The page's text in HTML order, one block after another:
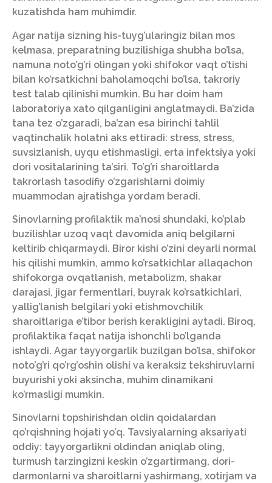
kuzatishda ham muhimdir.
Agar natija sizning his-tuyg’ularingiz bilan mos
kelmasa, preparatning buzilishiga shubha bo’lsa,
namuna noto’g’ri olingan yoki shifokor vaqt o’tishi
bilan ko’rsatkichni baholamoqchi bo’lsa, takroriy
test talab qilinishi mumkin. Bu har doim ham
laboratoriya xato qilganligini anglatmaydi. Ba’zida
tana tez o’zgaradi, ba’zan esa birinchi tahlil
vaqtinchalik holatni aks ettiradi: stress, stress,
suvsizlanish, uyqu etishmasligi, erta infektsiya yoki
dori vositalarining ta’siri. To’g’ri sharoitlarda
takrorlash tasodifiy o’zgarishlarni doimiy
muammodan ajratishga yordam beradi.
Sinovlarning profilaktik ma’nosi shundaki, ko’plab
buzilishlar uzoq vaqt davomida aniq belgilarni
keltirib chiqarmaydi. Biror kishi o’zini deyarli normal
his qilishi mumkin, ammo ko’rsatkichlar allaqachon
shifokorga ovqatlanish, metabolizm, shakar
darajasi, jigar fermentlari, buyrak ko’rsatkichlari,
yallig’lanish belgilari yoki etishmovchilik
sharoitlariga e’tibor berish kerakligini aytadi. Biroq,
profilaktika faqat natija ishonchli bo’lganda
ishlaydi. Agar tayyorgarlik buzilgan bo’lsa, shifokor
noto’g’ri qo’rg’oshin olishi va keraksiz tekshiruvlarni
buyurishi yoki aksincha, muhim dinamikani
ko’rmasligi mumkin.
Sinovlarni topshirishdan oldin qoidalardan
qo’rqishning hojati yo’q. Tavsiyalarning aksariyati
oddiy: tayyorgarlikni oldindan aniqlab oling,
turmush tarzingizni keskin o’zgartirmang, dori-
darmonlarni va sharoitlarni yashirmang, xotirjam va